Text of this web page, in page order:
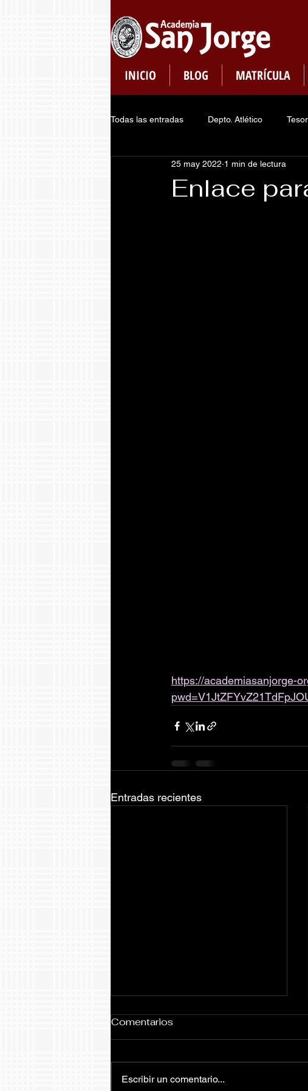
INICIO BLOG MATRÍCULA
Todas las entradas Depto. Atlético
Plataformas Dept. de Pastoral
Enlace
25 may 2022 1 min de lectura
https://academiasanjorge-
Entradas recientes
Comentarios
Escribir un comentario...